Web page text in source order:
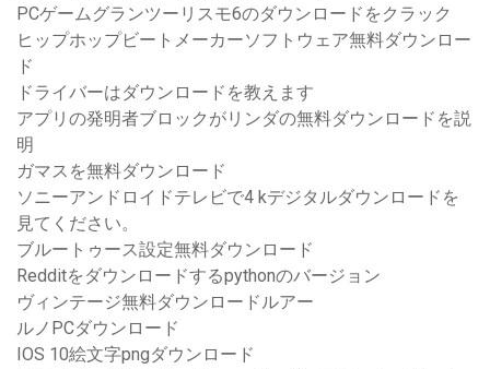
PCゲームグランツーリスモ6のダウンロードをクラック
ヒップホップビートメーカーソフトウェア無料ダウンロー
ド
ドライバーはダウンロードを教えます
アプリの発明者ブロックがリンダの無料ダウンロードを説
明
ガマスを無料ダウンロード
ソニーアンドロイドテレビで4 kデジタルダウンロードを
見てください。
ブルートゥース設定無料ダウンロード
Redditをダウンロードするpythonのバージョン
ヴィンテージ無料ダウンロードルアー
ルノPCダウンロード
IOS 10絵文字pngダウンロード